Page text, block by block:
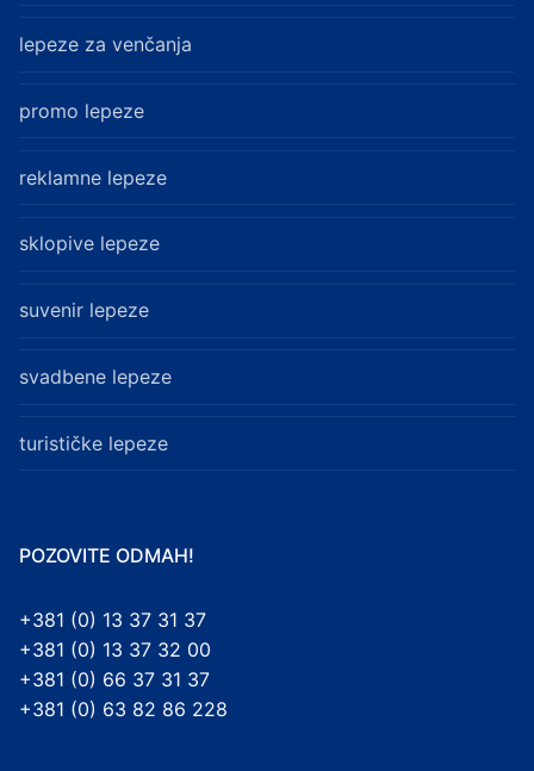
lepeze za venčanja
promo lepeze
reklamne lepeze
sklopive lepeze
suvenir lepeze
svadbene lepeze
turističke lepeze
POZOVITE ODMAH!
+381 (0) 13 37 31 37
+381 (0) 13 37 32 00
+381 (0) 66 37 31 37
+381 (0) 63 82 86 228